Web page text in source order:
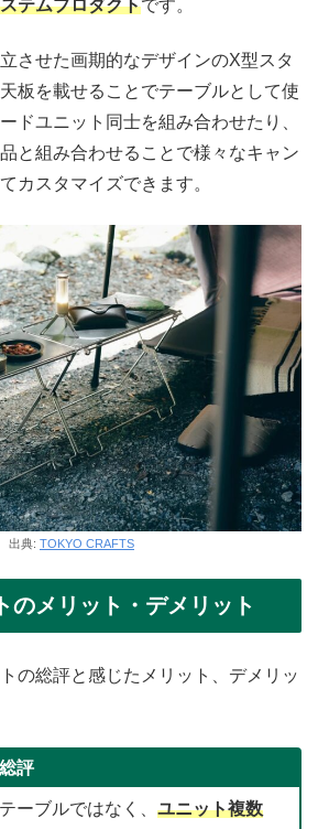
テムプロダクトです。
させた画期的なデザインのX型スタ
板を載せることでテーブルとして使
ドユニット同士を組み合わせたり、
と組み合わせることで様々なキャン
カスタマイズできます。
出典: TOKYO CRAFTS
のメリット・デメリット
の総評と感じたメリット、デメリッ
評
ーブルではなく、 ユニット複数